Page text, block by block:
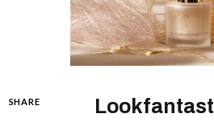
SHARE